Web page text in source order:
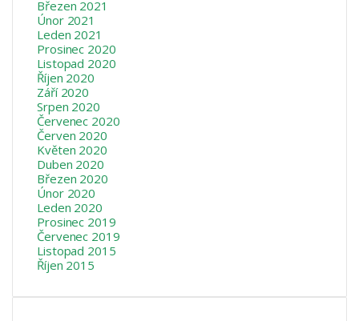
Březen 2021
Únor 2021
Leden 2021
Prosinec 2020
Listopad 2020
Říjen 2020
Září 2020
Srpen 2020
Červenec 2020
Červen 2020
Květen 2020
Duben 2020
Březen 2020
Únor 2020
Leden 2020
Prosinec 2019
Červenec 2019
Listopad 2015
Říjen 2015